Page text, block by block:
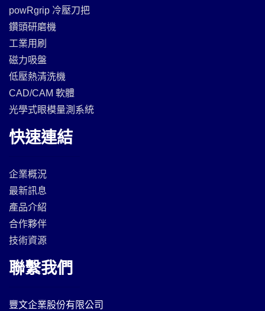
powRgrip 冷壓刀把
鑽頭研磨機
工業用刷
磁力吸盤
低壓熱清洗機
CAD/CAM 軟體
光學式眼模量測系統
快速連結
企業概況
最新訊息
產品介紹
合作夥伴
技術資源
聯繫我們
豐文企業股份有限公司